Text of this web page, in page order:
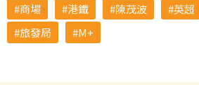
商場
港鐵 陳茂波 英超
旅發局
M+